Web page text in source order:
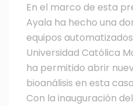
En el marco de esta
Ayala ha hecho una
equipos
Universidad Católica
ha permitido abrir
bioanálisis en esta
Con la inauguración